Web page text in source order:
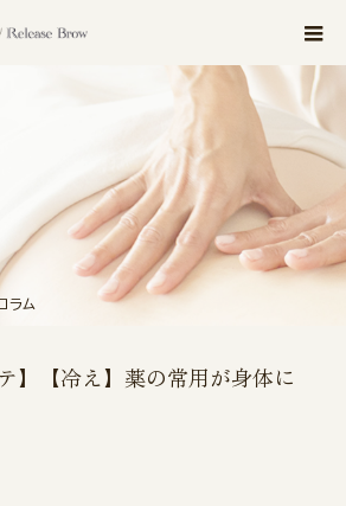
ラム
】【冷え】薬の常用が身体に